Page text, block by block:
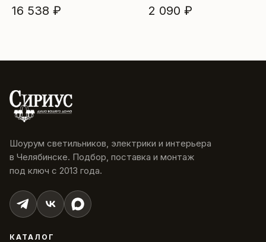
16 538 ₽ 2 090 ₽
Шоурум светильников, электрики и интерьера
в Челябинске. Подбор, поставка и монтаж
под ключ с 2013 года.
КАТАЛОГ